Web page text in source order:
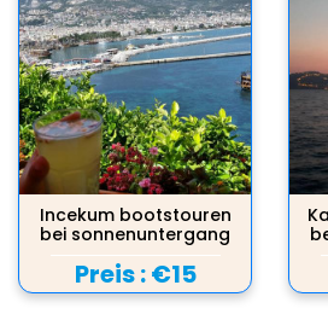
Incekum bootstouren
bei sonnenuntergang
Preis :€15